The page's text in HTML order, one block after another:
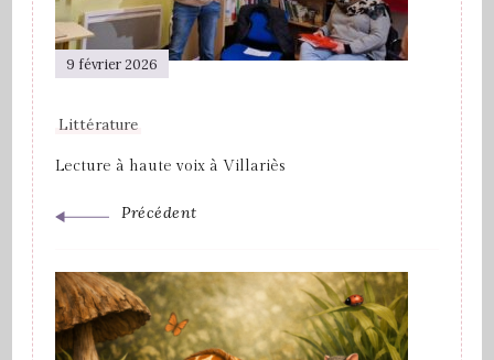
9 février 2026
Littérature
Lecture à haute voix à Villariès
Précédent